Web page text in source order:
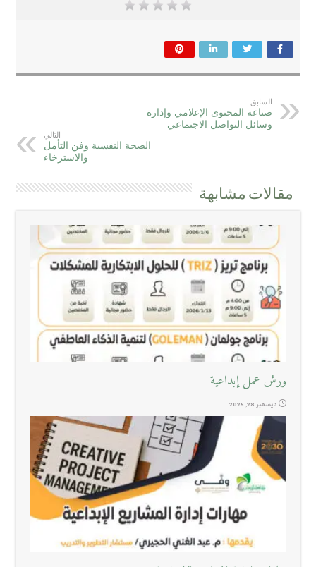
السابق
صناعة المحتوى الإعلامي وإدارة
وسائل التواصل الاجتماعي
التالي
الصحة النفسية وفن التأمل
والاسترخاء
مقالات مشابهة
ورش عمل إبداعية
ديسمبر 28, 2025